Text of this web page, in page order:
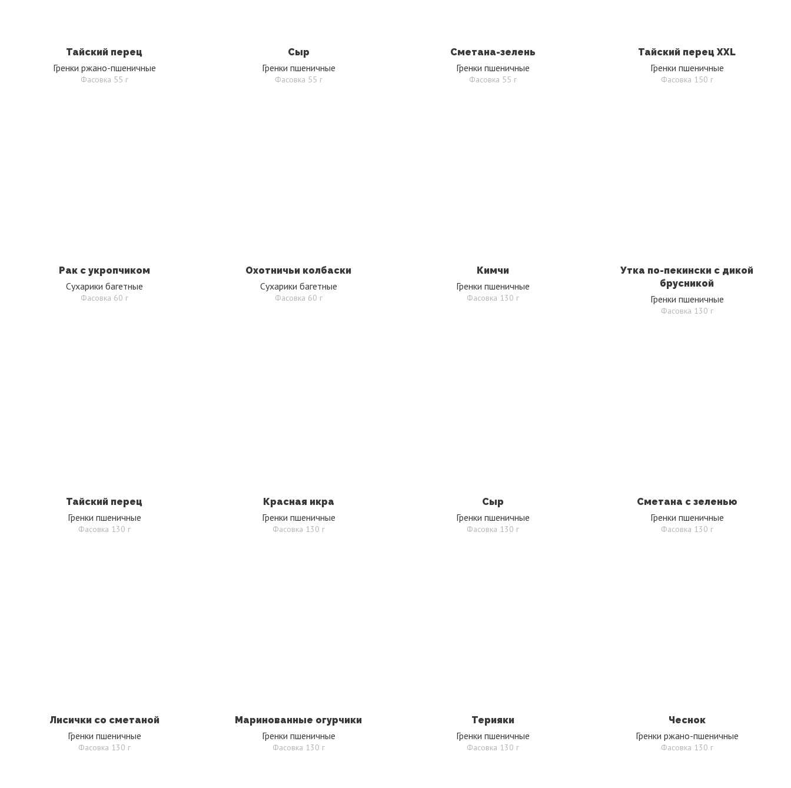
Тайский перец
Гренки ржано-пшеничные
Фасовка 55 г
Сыр
Гренки пшеничные
Фасовка 55 г
Сметана-зелень
Гренки пшеничные
Фасовка 55 г
Тайский перец XXL
Гренки пшеничные
Фасовка 150 г
Рак с укропчиком
Сухарики багетные
Фасовка 60 г
Охотничьи колбаски
Сухарики багетные
Фасовка 60 г
Кимчи
Гренки пшеничные
Фасовка 130 г
Утка по-пекински с дикой
брусникой
Гренки пшеничные
Фасовка 130 г
Тайский перец
Гренки пшеничные
Фасовка 130 г
Красная икра
Гренки пшеничные
Фасовка 130 г
Сыр
Гренки пшеничные
Фасовка 130 г
Сметана с зеленью
Гренки пшеничные
Фасовка 130 г
Лисички со сметаной
Гренки пшеничные
Фасовка 130 г
Маринованные огурчики
Гренки пшеничные
Фасовка 130 г
Терияки
Гренки пшеничные
Фасовка 130 г
Чеснок
Гренки ржано-пшеничные
Фасовка 130 г